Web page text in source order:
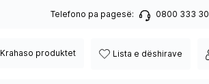
Telefono pa pagesë: 0800 333 30
Krahaso produktet Lista e dëshirave